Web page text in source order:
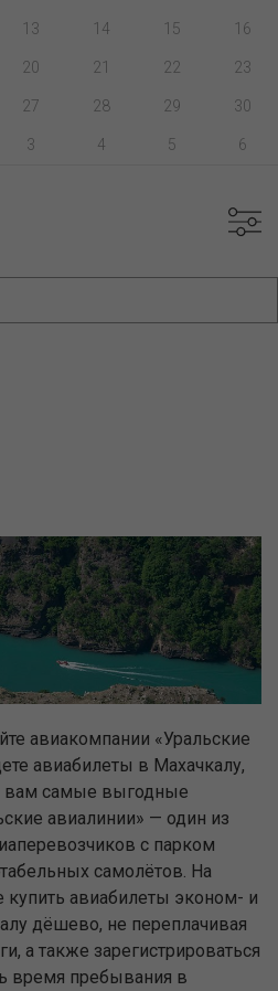
13 14 15 16
20 21 22 23
27 28 29 30
3 4 5 6
авиакомпании «Уральские
авиабилеты в Махачкалу,
вам самые выгодные
авиалинии» — один из
с парком
самолётов. На
авиабилеты эконом- и
дёшево, не переплачивая
а также зарегистрироваться
время пребывания в